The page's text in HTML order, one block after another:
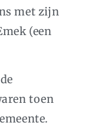
met zijn
(een
toen